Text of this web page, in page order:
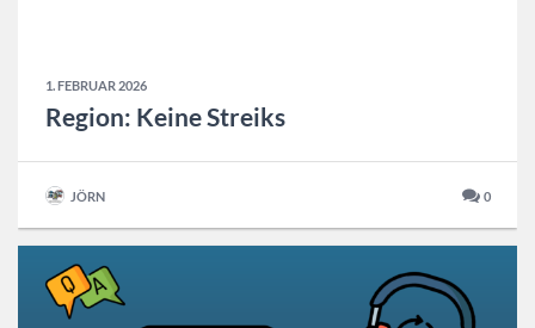
1. FEBRUAR 2026
Region: Keine Streiks
JÖRN 0